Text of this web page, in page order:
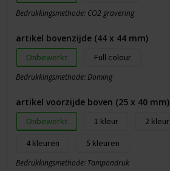
Bedrukkingsmethode: CO2 gravering
artikel bovenzijde (44 x 44 mm)
Onbewerkt Full colour
Bedrukkingsmethode: Doming
artikel voorzijde boven (25 x 40 mm)
Onbewerkt 1 2
4
5
Bedrukkingsmethode: Tampondruk